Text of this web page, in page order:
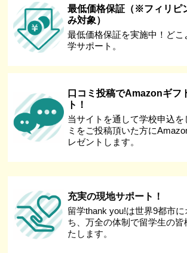
最低価格保証（※フィリピ
み対象）
最低価格保証を実施中！どこ
学サポート。
口コミ投稿でAmazonギフ
ト！
当サイトを通して学校申込を
ミをご投稿頂いた方に
レゼントします。
充実の現地サポート！
留学thank you!は世界9都市
ち、万全の体制で留学生の皆
たします。